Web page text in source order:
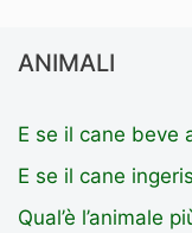
ANIMALI
E se il cane beve
E se il cane
Qual’è l’animale